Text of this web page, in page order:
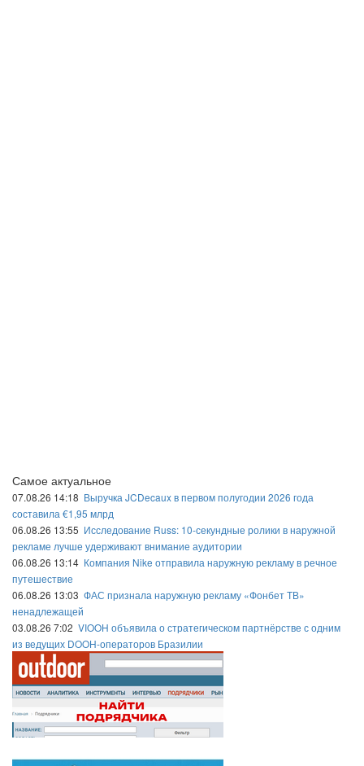
Самое актуальное
07.08.26 14:18 Выручка JCDecaux в первом полугодии 2026 года
составила €1,95 млрд
06.08.26 13:55 Исследование Russ: 10-секундные ролики в наружной
рекламе лучше удерживают внимание аудитории
06.08.26 13:14 Компания Nike отправила наружную рекламу в речное
путешествие
06.08.26 13:03 ФАС признала наружную рекламу «Фонбет ТВ»
ненадлежащей
03.08.26 7:02 VIOOH объявила о стратегическом партнёрстве с одним
из ведущих DOOH-операторов Бразилии